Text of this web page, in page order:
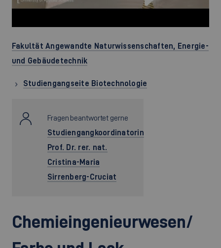
Fakultät Angewandte Naturwissenschaften, Energie-
und Gebäudetechnik
Studiengangseite Biotechnologie
Fragen beantwortet gerne
Studiengangkoordinatorin
Prof. Dr. rer. nat.
Cristina-Maria
Sirrenberg-Cruciat
Chemieingenieurwesen/